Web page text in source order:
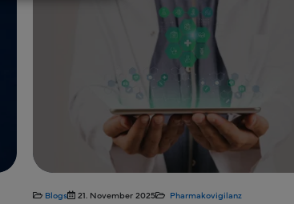
Blogs 21. November 2025 Pharmakovigilanz